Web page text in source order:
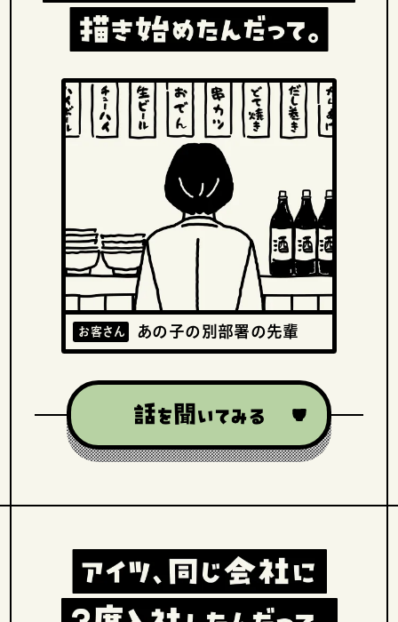
お客さん あの子の別部署の先輩